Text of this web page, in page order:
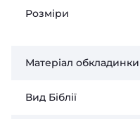
Розміри
Матеріал обкладинки
Вид Біблії